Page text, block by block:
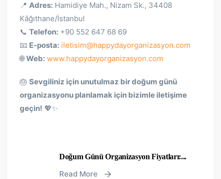
📍 Adres: Hamidiye Mah., Nizam Sk., 34408
Kâğıthane/İstanbul
📞 Telefon: +90 552 647 68 69
📧 E-posta: iletisim@happydayorganizasyon.com
🌐Web: www.happydayorganizasyon.com
🎂 Sevgiliniz için unutulmaz bir doğum günü
organizasyonu planlamak için bizimle iletişime
geçin! 💖✨
Doğum Günü Organizasyon Fiyatları:...
Read More